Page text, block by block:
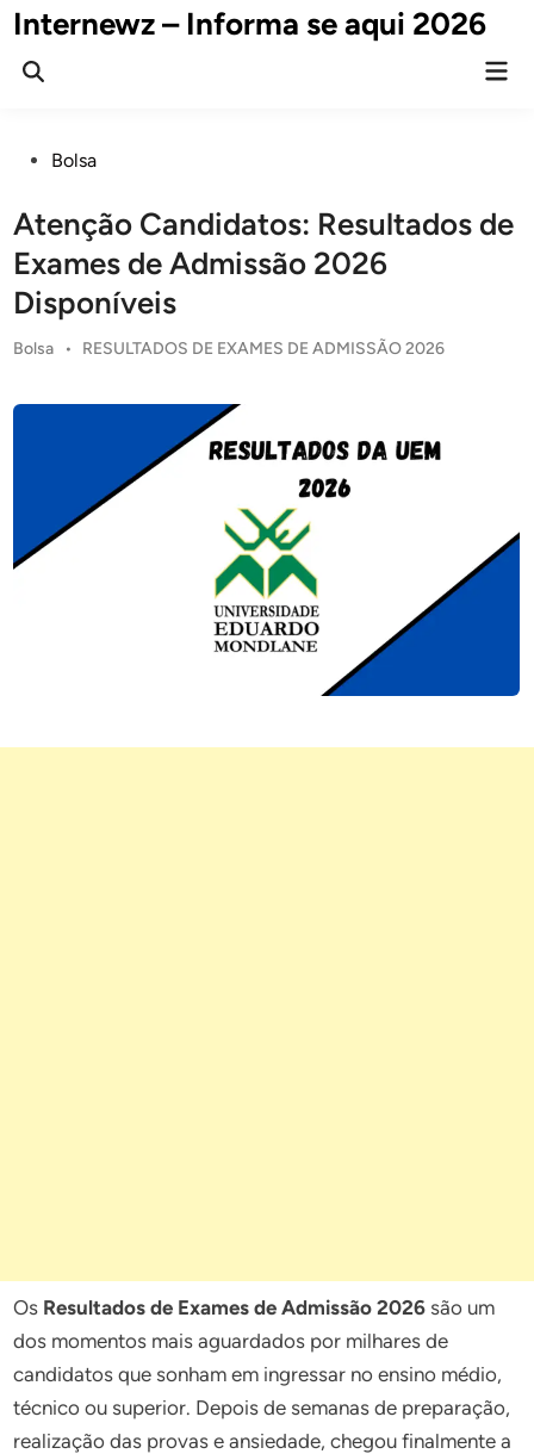
Skip
to
content
Internewz – Informa se aqui 2026
Open
PostedBolsa
Atenção Candidatos: Resultados de
Exames de Admissão 2026
Disponíveis
Posted
Bolsa • RESULTADOS DE EXAMES DE ADMISSÃO 2026
Os Resultados de Exames de Admissão 2026 são um
dos momentos mais aguardados por milhares de
candidatos que sonham em ingressar no ensino médio,
técnico ou superior. Depois de semanas de preparação,
realização das provas e ansiedade, chegou finalmente a